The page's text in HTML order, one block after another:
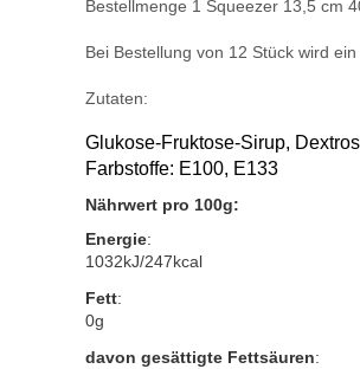
Bestellmenge 1 Squeezer 13,5 cm
Bei Bestellung von 12 Stück wird
Zutaten:
Glukose-Fruktose-Sirup,
Farbstoffe: E100, E133
Nährwert pro 100g:
Energie:
1032kJ/247kcal
Fett:
0g
davon gesättigte Fettsäuren: